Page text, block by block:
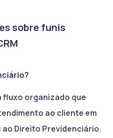
sobre funis
fluxo organizado que
ao cliente em
Direito Previdenciário.